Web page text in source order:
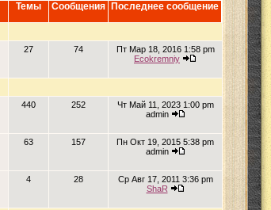
Темы Сообщения Последнее сообщение
27 74
Пт Мар 18, 2016 1:58 pm
Ecokremniy
440 252
Чт Май 11, 2023 1:00 pm
admin
63 157
Пн Окт 19, 2015 5:38 pm
admin
4 28
Ср Авг 17, 2011 3:36 pm
ShaR